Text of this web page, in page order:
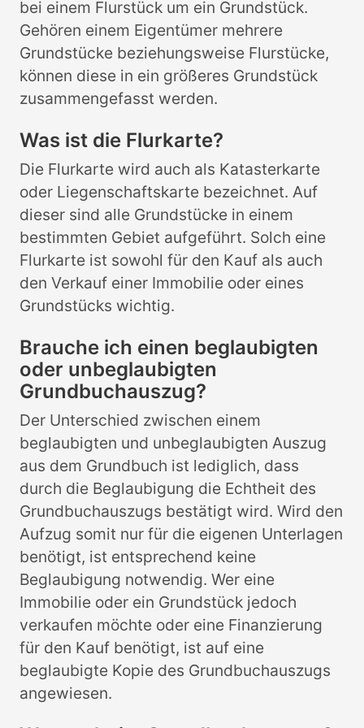
bei einem Flurstück um ein Grundstück.
Gehören einem Eigentümer mehrere
Grundstücke beziehungsweise Flurstücke,
können diese in ein größeres Grundstück
zusammengefasst werden.
Was ist die Flurkarte?
Die Flurkarte wird auch als Katasterkarte
oder Liegenschaftskarte bezeichnet. Auf
dieser sind alle Grundstücke in einem
bestimmten Gebiet aufgeführt. Solch eine
Flurkarte ist sowohl für den Kauf als auch
den Verkauf einer Immobilie oder eines
Grundstücks wichtig.
Brauche ich einen beglaubigten
oder unbeglaubigten
Grundbuchauszug?
Der Unterschied zwischen einem
beglaubigten und unbeglaubigten Auszug
aus dem Grundbuch ist lediglich, dass
durch die Beglaubigung die Echtheit des
Grundbuchauszugs bestätigt wird. Wird den
Aufzug somit nur für die eigenen Unterlagen
benötigt, ist entsprechend keine
Beglaubigung notwendig. Wer eine
Immobilie oder ein Grundstück jedoch
verkaufen möchte oder eine Finanzierung
für den Kauf benötigt, ist auf eine
beglaubigte Kopie des Grundbuchauszugs
angewiesen.